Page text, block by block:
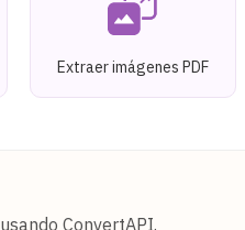
Extraer imágenes PDF
ConvertAPI.